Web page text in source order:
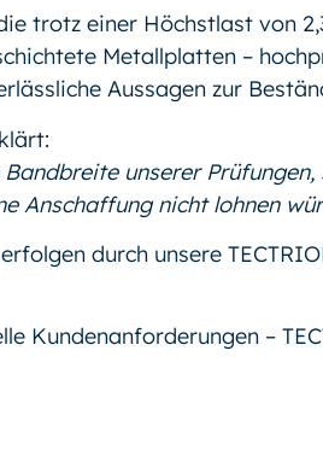
trotz einer Höchstlast von
Metallplatten –
Aussagen zur
unserer
Anschaffung nicht lohnen
durch unsere
Kundenanforderungen –